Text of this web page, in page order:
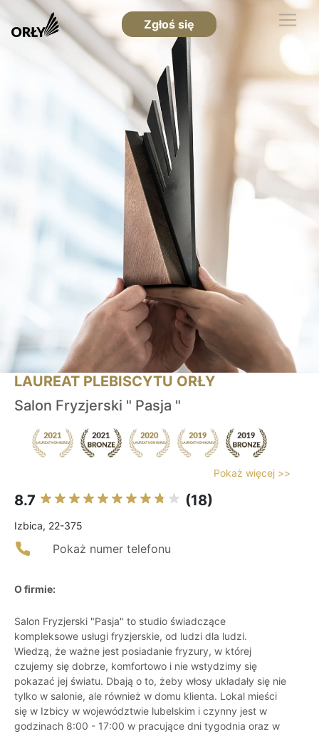
Zgłoś się
LAUREAT PLEBISCYTU ORŁY
Salon Fryzjerski " Pasja "
Pokaż więcej >>
8.7 (18)
Izbica, 22-375
Pokaż numer telefonu
O firmie:
Salon Fryzjerski "Pasja" to studio świadczące
kompleksowe usługi fryzjerskie, od ludzi dla ludzi.
Wiedzą, że ważne jest posiadanie fryzury, w której
czujemy się dobrze, komfortowo i nie wstydzimy się
pokazać jej światu. Dbają o to, żeby włosy układały się nie
tylko w salonie, ale również w domu klienta. Lokal mieści
się w Izbicy w województwie lubelskim i czynny jest w
godzinach 8:00 - 17:00 w pracujące dni tygodnia oraz w